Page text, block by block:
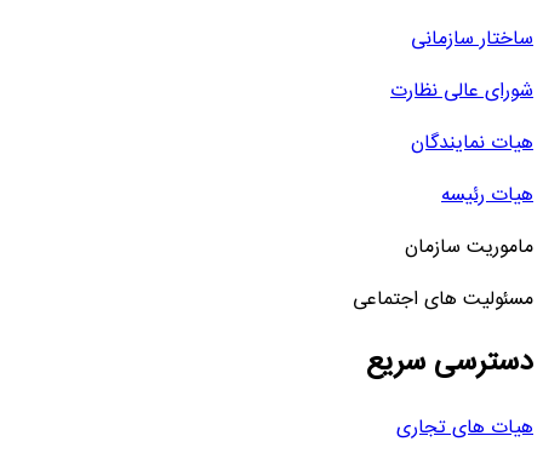
ساختار سازمانی
شورای عالی نظارت
هیات نمایندگان
هیات رئیسه
ماموریت سازمان
مسئولیت های اجتماعی
دسترسی سریع
هیات های تجاری